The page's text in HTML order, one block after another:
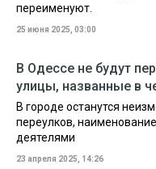
переименуют.
25 июня 2025, 03:00
В Одессе не будут
улицы, названные в
В городе останутся
переулков,
деятелями
23 апреля 2025, 14:26